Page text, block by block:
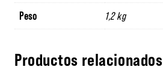
Peso 1,2 kg
Productos relacionados